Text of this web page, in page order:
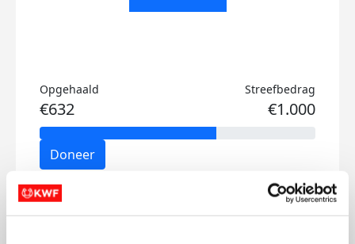
Opgehaald
€632
Streefbedrag
€1.000
Doneer
Mijn updates